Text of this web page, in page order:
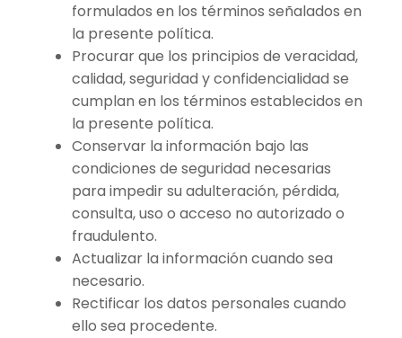
formulados en los términos señalados en
la presente política.
Procurar que los principios de veracidad,
calidad, seguridad y confidencialidad se
cumplan en los términos establecidos en
la presente política.
Conservar la información bajo las
condiciones de seguridad necesarias
para impedir su adulteración, pérdida,
consulta, uso o acceso no autorizado o
fraudulento.
Actualizar la información cuando sea
necesario.
Rectificar los datos personales cuando
ello sea procedente.